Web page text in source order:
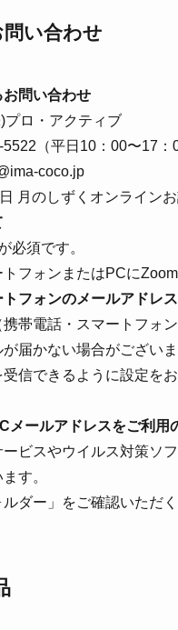
い合わせ
問い合わせ
プロ・アクティブ
5522（平日10：00〜17：
coco.jp
月のしずくオンライン
必須です。
フォンまたはPCに
フォンのメールアドレ
帯電話・スマートフォ
届かない場合がございま
受信できるように設定を
メールアドレスをご利用
ビスやウイルス対策ソ
す。
ルダー」をご確認いただ